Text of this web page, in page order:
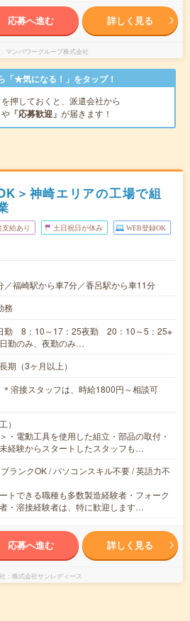
応募へ進む 詳しく見る
マンパワーグループ株式会社
「★気になる！」をタップ！
を押しておくと、派遣会社から
や 「応募歓迎」 が届きます！
＞神崎エリアの工場で組
給あり 土日祝日が休み WEB登録OK
／福崎駅から車7分／香呂駅から車11分
務
勤 8：10～17：25夜勤 20：10～5：25※
勤のみ、夜勤のみ…
期（3ヶ月以上）
溶接スタッフは、時給1800円～相談可
）
・電動工具を使用した組立・部品の取付・
経験からスタートしたスタッフも…
ランクOK / パソコンスキル不要 / 英語力不
トできる職種も多数製造経験者・フォーク
・溶接経験者は、特に歓迎します…
応募へ進む 詳しく見る
株式会社サンレディース